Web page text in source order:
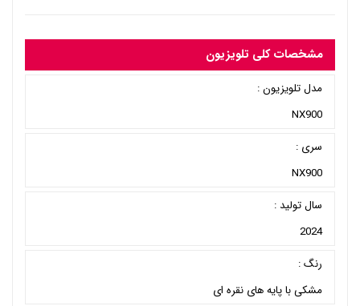
مشخصات کلی تلویزیون
مدل تلویزیون :
NX900
سری :
NX900
سال تولید :
2024
رنگ :
مشکی با پایه های نقره ای